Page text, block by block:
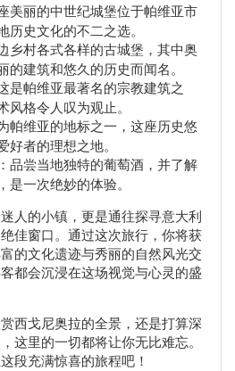
美丽的中世纪城堡位于帕维亚市
历史文化的不二之选。
乡村各式各样的古城堡，其中奥
的建筑和悠久的历史而闻名。
是帕维亚最著名的宗教建筑之
风格令人叹为观止。
帕维亚的地标之一，这座历史悠
好者的理想之地。
：品尝当地独特的葡萄酒，并了解
是一次绝妙的体验。
人的小镇，更是通往探寻意大利
佳窗口。通过这次旅行，你将获
的文化遗迹与秀丽的自然风光交
都会沉浸在这场视觉与心灵的盛
西戈尼奥拉的全景，还是打算深
这里的一切都将让你无比难忘。
段充满惊喜的旅程吧！